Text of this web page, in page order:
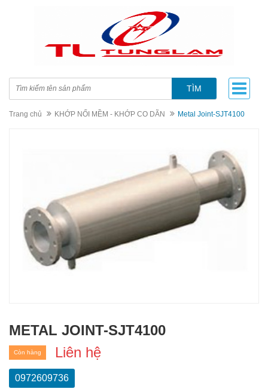
TÌM
Trang chủ KHỚP NỐI MỀM - KHỚP CO DÃN Metal Joint-SJT4100
METAL JOINT-SJT4100
Liên hệ
Còn hàng
0972609736